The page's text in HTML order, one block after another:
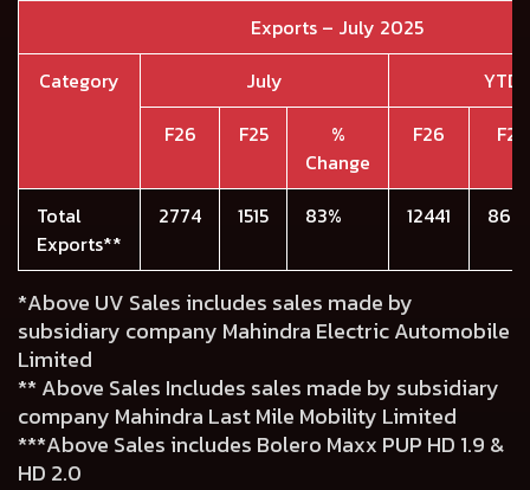
Exports – July 2025
Category
July
YTD
F26
F25
%
Change
F26 F25
Total
Exports**
2774 1515 83% 12441
*Above UV Sales includes sales made by
subsidiary company Mahindra Electric Automobile
Limited
** Above Sales Includes sales made by subsidiary
company Mahindra Last Mile Mobility Limited
***Above Sales includes Bolero Maxx PUP HD 1.9 &
HD 2.0